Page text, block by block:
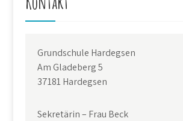
Grundschule Hardegsen
Am Gladeberg 5
37181 Hardegsen
Sekretärin – Frau Beck